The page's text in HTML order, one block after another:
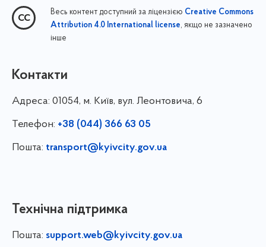
Весь контент доступний за ліцензією Creative Commons
Attribution 4.0 International license, якщо не зазначено
інше
Контакти
Адреса: 01054, м. Київ, вул. Леонтовича, 6
Телефон: +38 (044) 366 63 05
Пошта: transport@kyivcity.gov.ua
Технічна підтримка
Пошта: support.web@kyivcity.gov.ua